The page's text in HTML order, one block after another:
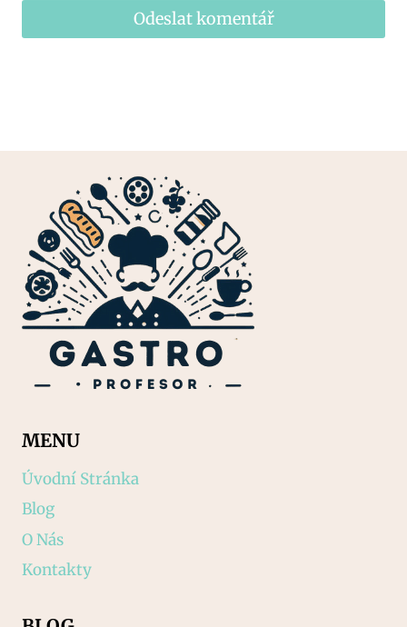
MENU
Úvodní Stránka
Blog
O Nás
Kontakty